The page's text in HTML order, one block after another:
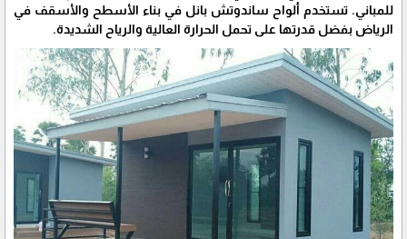
للمباني. تستخدم ألواح ساندوتش بانل في بناء الأسطح والأسقف في
الرياض بفضل قدرتها على تحمل الحرارة العالية والرياح الشديدة.